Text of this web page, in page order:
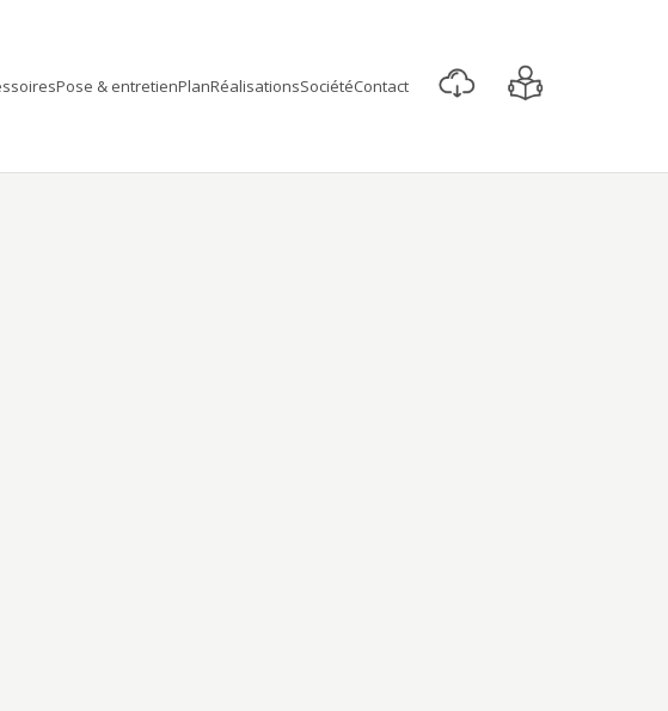
Pose & entretienPlanRéalisationsSociétéContact